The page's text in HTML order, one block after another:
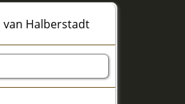
van Halberstadt